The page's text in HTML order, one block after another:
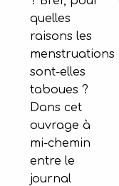
quelles
raisons les
menstruations
sont-elles
taboues ?
Dans cet
ouvrage à
mi-chemin
entre le
journal